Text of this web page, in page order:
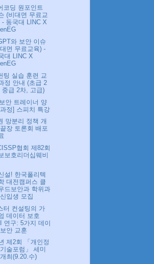
코딩 원포인트
(비대면 무료교
- 동국대 LINC X
와 보안 이슈
면 무료교육) -
대 LINC X
팅 실습 훈련 교
정 안내 (초급 2
중급 2차, 고급)
안 트레이너 양
정] 스피치 특강
망분리 정책 개
장 토론회 배포
협회 제82회
보호리더십웨비
설! 한국폴리텍
대전캠퍼스 클
드보안과 학위과
입생 모집
터 컨설팅의 가
데이터 보호
연구: 5가지 데이
안 교훈
제2회 「개인정
술포럼」 세미
최(9.20.수)